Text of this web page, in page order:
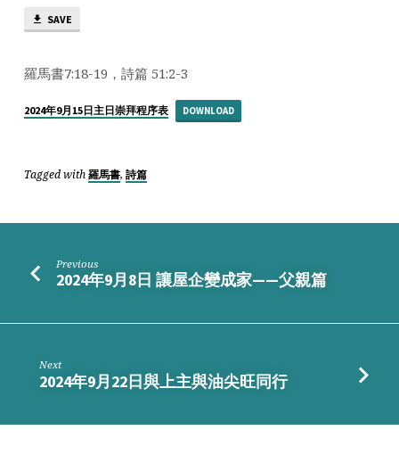
日
藏
惡
SAVE
羅馬書7:18-19，詩篇 51:2-3
2024年9月15日主日崇拜程序表 DOWNLOAD
Tagged with 羅馬書, 詩篇
Previous
2024年9月8日 讓屋企變成家——父親篇
Next
2024年9月22日與上主與油尖旺同行